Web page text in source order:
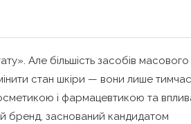
Але більшість засобів масового
змінити стан шкіри — вони лише
і фармацевтикою та
бренд, заснований кандидатом